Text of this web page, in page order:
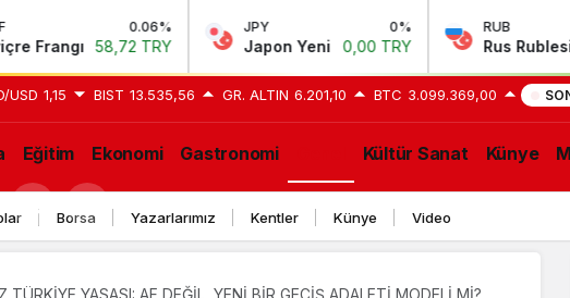
58,72 TRY
JPY
Japon Yeni 0,00 TRY
RUB -0.64%
Rus Rublesi 0,58 TRY
USD 1,15 BIST 13.535,56 GR. ALTIN 6.201,10 BTC 3.099.369,00
Eğitim Ekonomi Gastronomi Kültür Sanat Künye
Borsa Yazarlarımız Kentler Künye Video
TÜRKİYE YASASI: AF DEĞİL, YENİ BİR GEÇİŞ ADALETİ MODELİ Mİ?